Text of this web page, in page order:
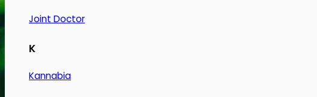
Joint Doctor
K
Kannabia